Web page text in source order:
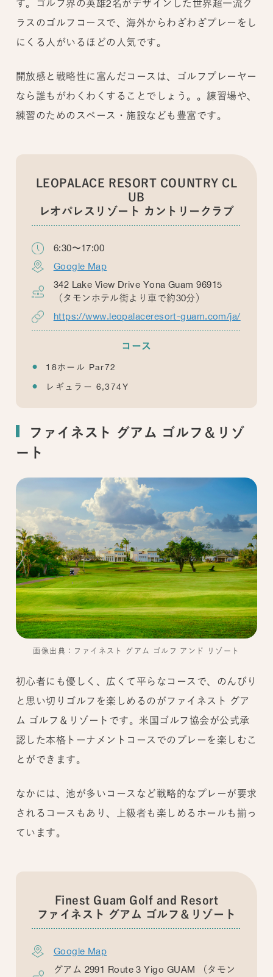
す。ゴルフ界の英雄2名がデザインした世界超一流ク
ラスのゴルフコースで、海外からわざわざプレーをし
にくる人がいるほどの人気です。
開放感と戦略性に富んだコースは、ゴルフプレーヤー
なら誰もがわくわくすることでしょう。。練習場や、
練習のためのスペース・施設なども豊富です。
LEOPALACE RESORT COUNTRY CL
UB
レオパレスリゾート カントリークラブ
6:30〜17:00
Google Map
342 Lake View Drive Yona Guam 96915
（タモンホテル街より車で約30分）
https://www.leopalaceresort-guam.com/ja/
コース
18ホール Par72
レギュラー 6,374Y
ファイネスト グアム ゴルフ＆リゾ
ート
画像出典：ファイネスト グアム ゴルフ アンド リゾート
初心者にも優しく、広くて平らなコースで、のんびり
と思い切りゴルフを楽しめるのがファイネスト グア
ム ゴルフ＆リゾートです。米国ゴルフ協会が公式承
認した本格トーナメントコースでのプレーを楽しむこ
とができます。
なかには、池が多いコースなど戦略的なプレーが要求
されるコースもあり、上級者も楽しめるホールも揃っ
ています。
Finest Guam Golf and Resort
ファイネスト グアム ゴルフ＆リゾート
Google Map
グアム 2991 Route 3 Yigo GUAM （タモン